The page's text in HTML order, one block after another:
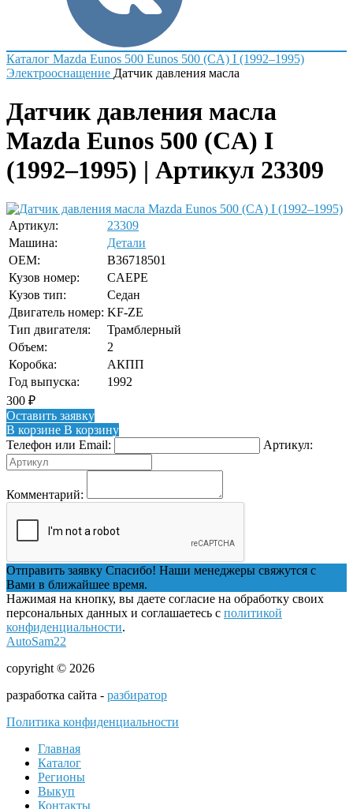
Каталог Mazda Eunos 500 Eunos 500 (CA) I (1992–1995)
Электрооснащение Датчик давления масла
Датчик давления масла
Mazda Eunos 500 (CA) I
(1992–1995) | Артикул 23309
Артикул:
23309
Машина:
Детали
OEM:
B36718501
Кузов номер:
CAEPE
Кузов тип:
Седан
Двигатель номер: KF-ZE
Тип двигателя:
Трамблерный
Объем:
2
Коробка:
АКПП
Год выпуска:
1992
300 ₽
Оставить заявку
В корзине В корзину
Телефон или Email:
Артикул:
Комментарий:
Отправить заявку Спасибо! Наши менеджеры свяжутся с
Вами в ближайшее время.
Нажимая на кнопку, вы даете согласие на обработку своих
персональных данных и соглашаетесь с политикой
конфиденциальности.
AutoSam22
copyright © 2026
разработка сайта - разбиратор
Политика конфиденциальности
Главная
Каталог
Регионы
Выкуп
Контакты